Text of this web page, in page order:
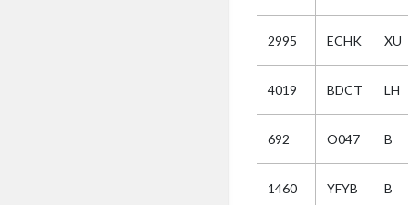
2995 ECHK XU
4019 BDCT LH
692 O047 B
1460 YFYB B